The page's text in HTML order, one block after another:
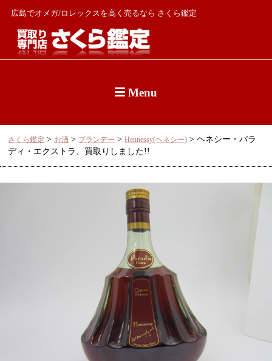
広島でオメガ/ロレックスを高く売るなら さくら鑑定
Menu
さくら鑑定 > お酒 > ブランデー >Hennessy(ヘネシー) >ヘネシー・パラ
ディ・エクストラ、買取りしました!!